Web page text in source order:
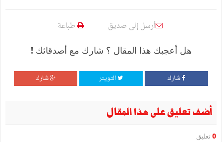
أرسل إلى صديق طباعة
هل أعجبك هذا المقال ؟ شارك مع أصدقائك !
شارك التويتر شارك
أضف تعليق على هذا المقال
0 تعليق